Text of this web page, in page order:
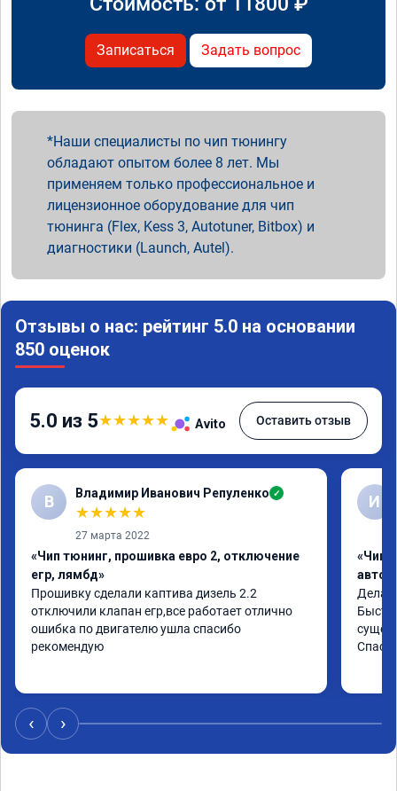
Записаться Задать вопрос
Наши специалисты по чип тюнингу
обладают опытом более 8 лет. Мы
применяем только профессиональное и
лицензионное оборудование для чип
тюнинга (Flex, Kess 3, Autotuner, Bitbox) и
диагностики (Launch, Autel).
Отзывы о нас: рейтинг 5.0 на основании
850 оценок
5.0 из 5★★★★★ Avito Оставить отзыв
В Владимир Иванович Репуленко ✓
★★★★★
27 марта 2022
«Чип тюнинг, прошивка евро 2, отключение
егр, лямбд»
Прошивку сделали каптива дизель 2.2
отключили клапан егр,все работает отлично
ошибка по двигателю ушла спасибо
рекомендую
И
«Чип
‹ ›